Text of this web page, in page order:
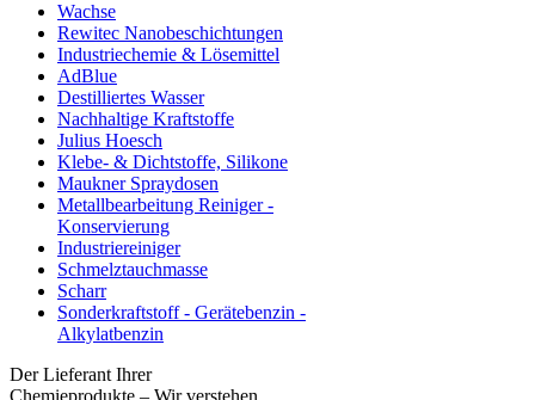
Wachse
Rewitec Nanobeschichtungen
Industriechemie & Lösemittel
AdBlue
Destilliertes Wasser
Nachhaltige Kraftstoffe
Julius Hoesch
Klebe- & Dichtstoffe, Silikone
Maukner Spraydosen
Metallbearbeitung Reiniger -
Konservierung
Industriereiniger
Schmelztauchmasse
Scharr
Sonderkraftstoff - Gerätebenzin -
Alkylatbenzin
Der Lieferant Ihrer
Chemieprodukte – Wir verstehen